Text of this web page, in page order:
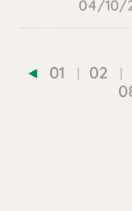
04/10/
01 02